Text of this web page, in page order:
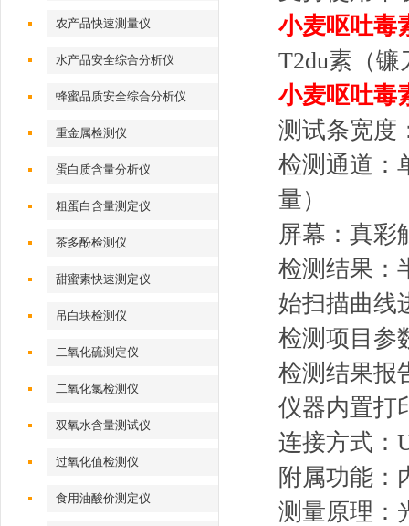
农产品快速测量仪
水产品安全综合分析仪
蜂蜜品质安全综合分析仪
重金属检测仪
蛋白质含量分析仪
粗蛋白含量测定仪
茶多酚检测仪
甜蜜素快速测定仪
吊白块检测仪
二氧化硫测定仪
二氧化氯检测仪
双氧水含量测试仪
过氧化值检测仪
食用油酸价测定仪
小麦呕吐毒
T2du素（
小麦呕吐毒
测试条宽度
检测通道：
量）
屏幕：真彩
检测结果：
始扫描曲线
检测项目参
检测结果报
仪器内置打
连接方式：
附属功能：
测量原理：